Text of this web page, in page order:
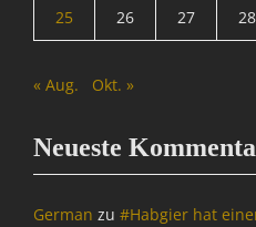
c
r
h
t
25 26 27 28
« Aug. Okt. »
Neueste
German zu #Habgier hat